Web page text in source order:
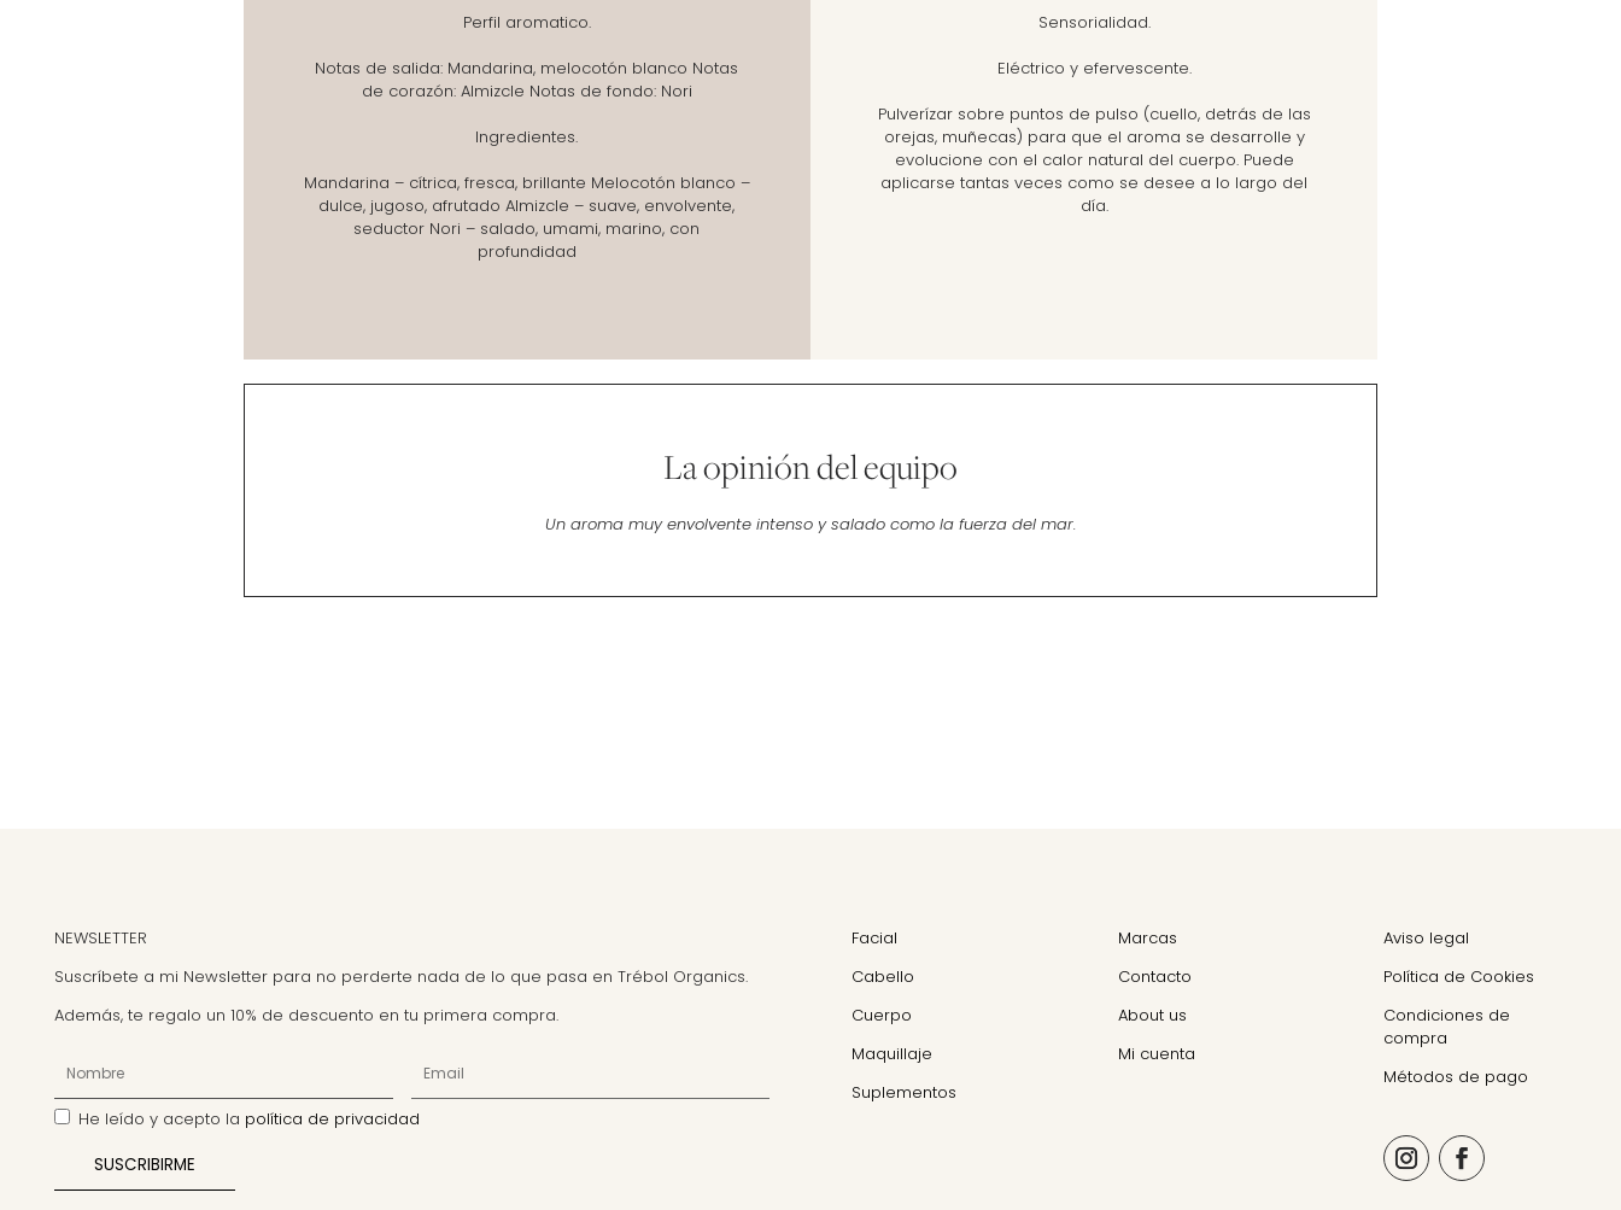
Perfil aromatico.
Notas de salida: Mandarina, melocotón blanco Notas
de corazón: Almizcle Notas de fondo: Nori
Ingredientes.
Mandarina – cítrica, fresca, brillante Melocotón blanco –
dulce, jugoso, afrutado Almizcle – suave, envolvente,
seductor Nori – salado, umami, marino, con
profundidad
Sensorialidad.
Eléctrico y efervescente.
Pulverízar sobre puntos de pulso (cuello, detrás de las
orejas, muñecas) para que el aroma se desarrolle y
evolucione con el calor natural del cuerpo. Puede
aplicarse tantas veces como se desee a lo largo del
día.
La opinión del equipo
Un aroma muy envolvente intenso y salado como la fuerza del mar.
NEWSLETTER
Suscríbete a mi Newsletter para no perderte nada de lo que pasa en Trébol Organics.
Además, te regalo un 10% de descuento en tu primera compra.
He leído y acepto la política de privacidad
Facial
Cabello
Cuerpo
Maquillaje
Suplementos
Marcas
Contacto
About us
Mi cuenta
Aviso legal
Política de Cookies
Condiciones de
compra
Métodos de pago